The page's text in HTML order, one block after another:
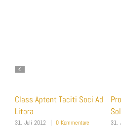
Nunc Tincidunt Elit Cursus
31. Juli 2012